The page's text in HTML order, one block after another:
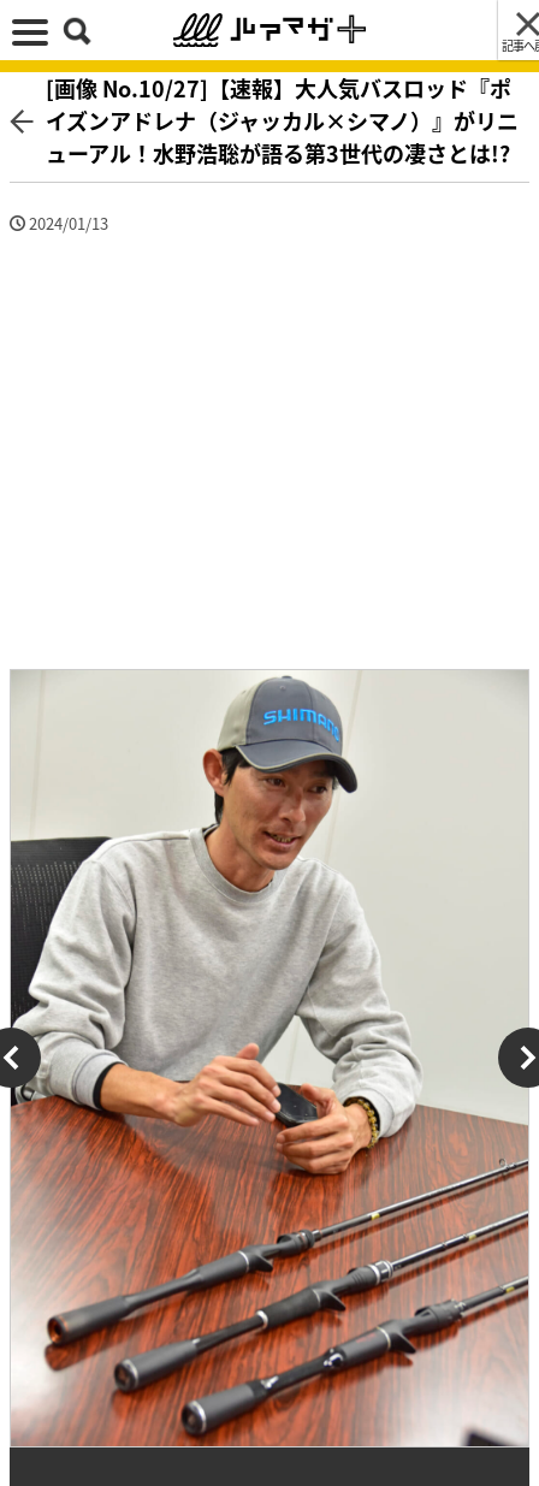
記事へ
[画像 No.10/27]【速報】大人気バスロッド『ポ
イズンアドレナ（ジャッカル×シマノ）』がリニ
ューアル！水野浩聡が語る第3世代の凄さとは!?
2024/01/13